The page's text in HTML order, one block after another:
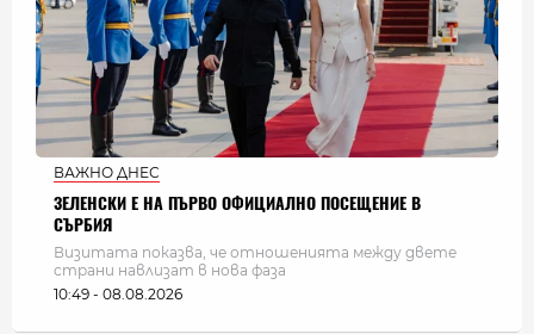
ВАЖНО ДНЕС
ЗЕЛЕНСКИ Е НА ПЪРВО ОФИЦИАЛНО ПОСЕЩЕНИЕ В
СЪРБИЯ
Визитата показва, че отношенията между двете
страни навлизат в нова фаза
10:49 - 08.08.2026